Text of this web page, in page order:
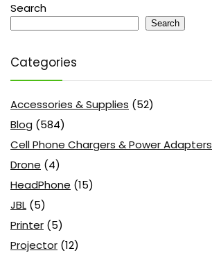
Search
Search
Categories
Accessories & Supplies (52)
Blog (584)
Cell Phone Chargers & Power Adapters
Drone (4)
HeadPhone (15)
JBL (5)
Printer (5)
Projector (12)